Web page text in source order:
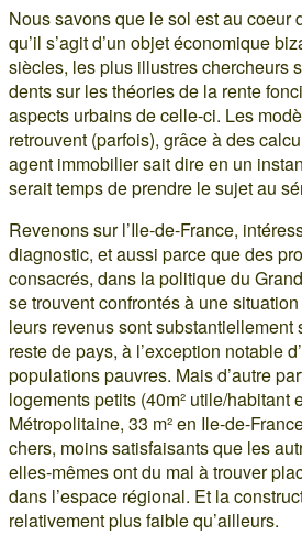
Nous savons que le sol est au coeur
qu’il s’agit d’un objet économique
siècles, les plus illustres chercheurs
dents sur les théories de la rente
aspects urbains de celle-ci. Les
retrouvent (parfois), grâce à des
agent immobilier sait dire en un
serait temps de prendre le sujet au
Revenons sur l’Ile-de-France,
diagnostic, et aussi parce que des
consacrés, dans la politique du
se trouvent confrontés à une
leurs revenus sont substantiellement
reste de pays, à l’exception notable
populations pauvres. Mais d’autre
logements petits (40m² utile/habitant
Métropolitaine, 33 m² en Ile-de-
chers, moins satisfaisants que les
elles-mêmes ont du mal à trouver
dans l’espace régional. Et la
relativement plus faible qu’ailleurs.